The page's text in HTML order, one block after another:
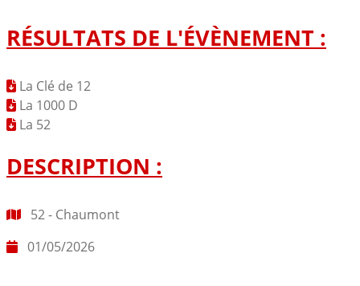
RÉSULTATS DE L'ÉVÈNEMENT :
La Clé de 12
La 1000 D
La 52
DESCRIPTION :
52 - Chaumont
01/05/2026